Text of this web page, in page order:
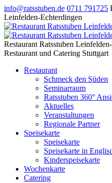
info@ratsstuben.de 0711 791725
Leinfelden-Echterdingen
Restaurant Ratsstuben
Restaurant und Catering Stuttgart
Restaurant
Schmeck den Süden
Seminarraum
Ratsstuben 360°
Aktuelles
Veranstaltungen
Regionale Partner
Speisekarte
Speisekarte
Speisekarte in
Kinderspeisekarte
Wochenkarte
Catering